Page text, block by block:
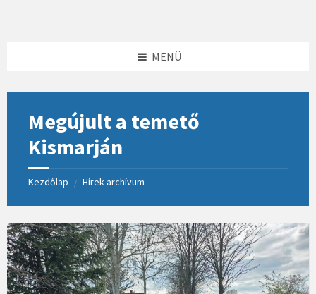
MENÜ
Megújult a temető
Kismarján
Kezdőlap / Hírek archívum